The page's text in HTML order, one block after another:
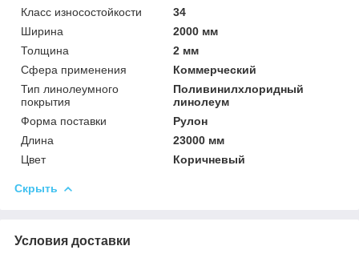
Класс износостойкости
34
Ширина
2000 мм
Толщина
2 мм
Сфера применения
Коммерческий
Тип линолеумного
покрытия
Поливинилхлоридный
линолеум
Форма поставки
Рулон
Длина
23000 мм
Цвет
Коричневый
Скрыть
Условия доставки